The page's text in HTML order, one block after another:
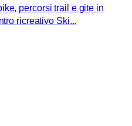
percorsi trail e gite in
ricreativo Ski...